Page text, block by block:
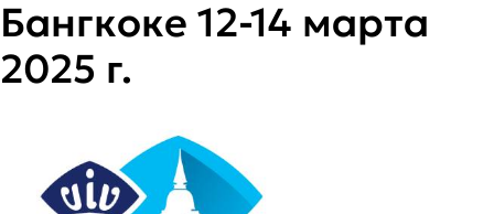
Бангкоке 12-14 марта
2025 г.